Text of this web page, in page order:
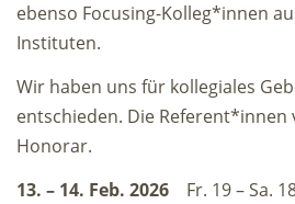
ebenso Focusing-Kolleg*innen
Instituten.
Wir haben uns für kollegiales
entschieden. Die Referent*innen
Honorar.
13. – 14. Feb. 2026 Fr. 19 – Sa.